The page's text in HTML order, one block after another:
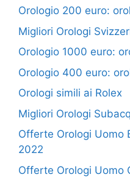
Orologio 200 euro:
Migliori Orologi
Orologio 1000 euro:
Orologio 400 euro:
Orologi simili ai Rolex
Migliori Orologi
Offerte Orologi Uomo
2022
Offerte Orologi Uomo